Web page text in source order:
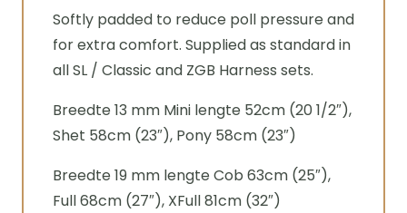
Softly padded to reduce poll pressure and
for extra comfort. Supplied as standard in
all SL / Classic and ZGB Harness sets.
Breedte 13 mm Mini lengte 52cm (20 1/2″),
Shet 58cm (23″), Pony 58cm (23″)
Breedte 19 mm lengte Cob 63cm (25″),
Full 68cm (27″), XFull 81cm (32″)